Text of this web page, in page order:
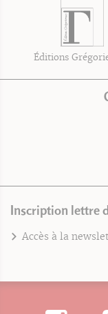
Éditions
Inscription lettre
Accès à la